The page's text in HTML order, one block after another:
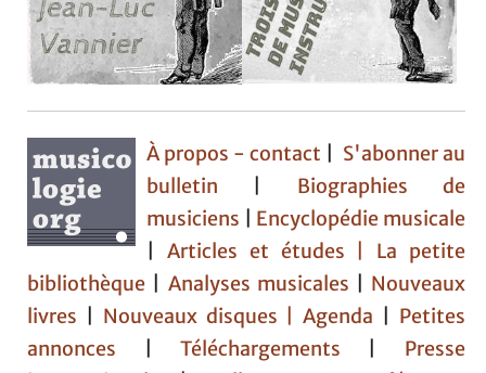
À propos - contact
S'abonner au
bulletin
Biographies de
musiciens
Encyclopédie musicale
|Articles et études | La petite
bibliothèque
Analyses musicales
Nouveaux
livres
Nouveaux disques |Agenda
Petites
annonces
Téléchargements
Presse